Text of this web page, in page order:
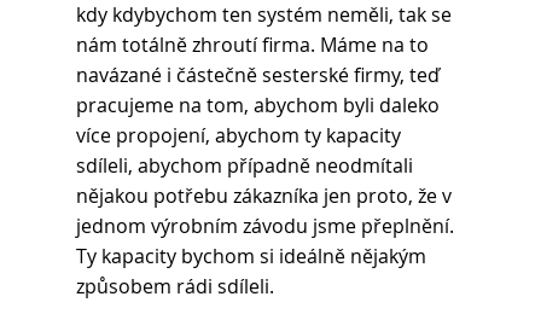
kdy kdybychom ten systém neměli, tak se
nám totálně zhroutí firma. Máme na to
navázané i částečně sesterské firmy, teď
pracujeme na tom, abychom byli daleko
více propojení, abychom ty kapacity
sdíleli, abychom případně neodmítali
nějakou potřebu zákazníka jen proto, že v
jednom výrobním závodu jsme přeplnění.
Ty kapacity bychom si ideálně nějakým
způsobem rádi sdíleli.